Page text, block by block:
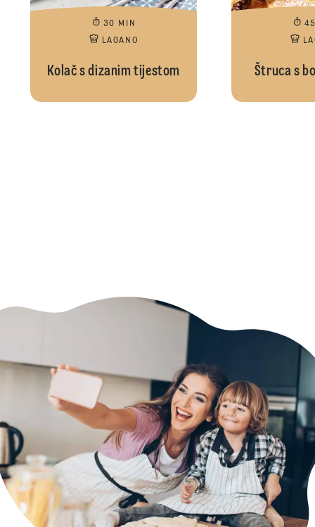
30 MIN
LAGANO
Kolač s dizanim tijestom Štruca s